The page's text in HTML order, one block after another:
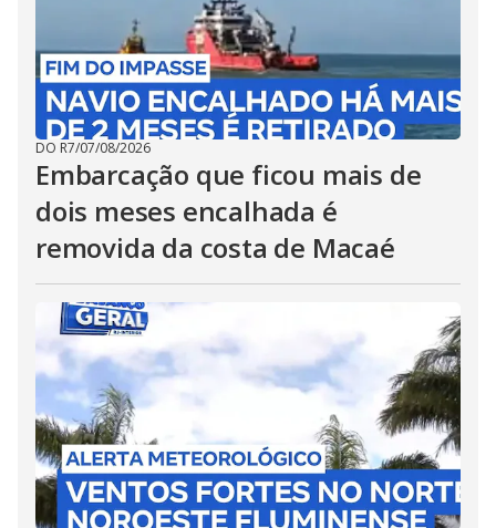
DO R7/07/08/2026
Embarcação que ficou mais de
dois meses encalhada é
removida da costa de Macaé